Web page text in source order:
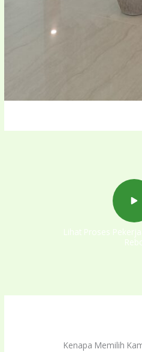
Lihat Proses
Kenapa Memilih